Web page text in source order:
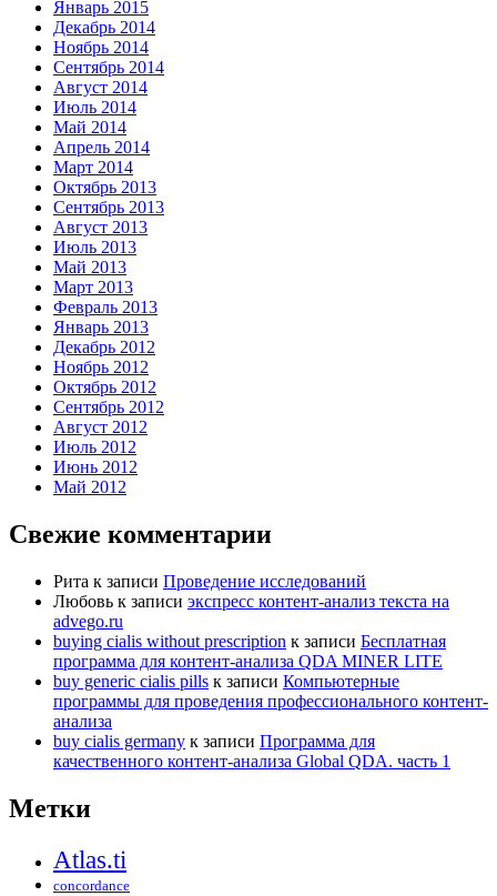
Январь 2015
Декабрь 2014
Ноябрь 2014
Сентябрь 2014
Август 2014
Июль 2014
Май 2014
Апрель 2014
Март 2014
Октябрь 2013
Сентябрь 2013
Август 2013
Июль 2013
Май 2013
Март 2013
Февраль 2013
Январь 2013
Декабрь 2012
Ноябрь 2012
Октябрь 2012
Сентябрь 2012
Август 2012
Июль 2012
Июнь 2012
Май 2012
Свежие комментарии
Рита к записи Проведение исследований
Любовь к записи экспресс контент-анализ текста на
advego.ru
buying cialis without prescription к записи Бесплатная
программа для контент-анализа QDA MINER LITE
buy generic cialis pills к записи Компьютерные
программы для проведения профессионального контент-
анализа
buy cialis germany к записи Программа для
качественного контент-анализа Global QDA. часть 1
Метки
Atlas.ti
concordance